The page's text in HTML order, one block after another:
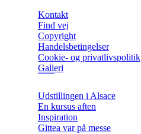
Kontakt
Find vej
Copyright
Handelsbetingelser
Cookie- og privatlivspolitik
Galleri
Udstillingen i Alsace
En kursus aften
Inspiration
Gittea var på messe